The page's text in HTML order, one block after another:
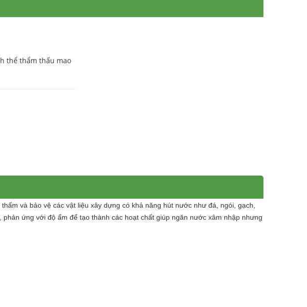
thể thẩm thấu mao
và bảo vệ các vật liệu xây dựng có khả năng hút nước như đá, ngói, gạch,
ứng với độ ẩm để tạo thành các hoạt chất giúp ngăn nước xâm nhập nhưng